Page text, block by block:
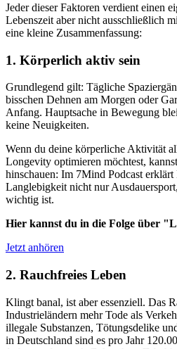
Jeder dieser Faktoren verdient einen
Lebenszeit aber nicht ausschließlich
eine kleine Zusammenfassung:
1. Körperlich aktiv sein
Grundlegend gilt: Tägliche
bisschen Dehnen am Morgen oder
Anfang. Hauptsache in Bewegung
keine Neuigkeiten.
Wenn du deine körperliche Aktivität
Longevity optimieren möchtest,
hinschauen: Im 7Mind Podcast
Langlebigkeit nicht nur
wichtig ist.
Hier kannst du in die Folge über
Jetzt anhören
2. Rauchfreies Leben
Klingt banal, ist aber essenziell. Das
Industrieländern mehr Tode als
illegale Substanzen, Tötungsdelike
in Deutschland sind es pro Jahr